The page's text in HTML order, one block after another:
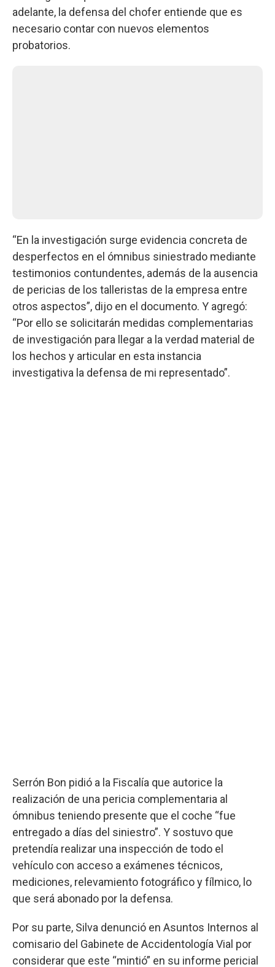
adelante, la defensa del chofer entiende que es
necesario contar con nuevos elementos
probatorios.
“En la investigación surge evidencia concreta de
desperfectos en el ómnibus siniestrado mediante
testimonios contundentes, además de la ausencia
de pericias de los talleristas de la empresa entre
otros aspectos”, dijo en el documento. Y agregó:
“Por ello se solicitarán medidas complementarias
de investigación para llegar a la verdad material de
los hechos y articular en esta instancia
investigativa la defensa de mi representado”.
Serrón Bon pidió a la Fiscalía que autorice la
realización de una pericia complementaria al
ómnibus teniendo presente que el coche “fue
entregado a días del siniestro”. Y sostuvo que
pretendía realizar una inspección de todo el
vehículo con acceso a exámenes técnicos,
mediciones, relevamiento fotográfico y fílmico, lo
que será abonado por la defensa.
Por su parte, Silva denunció en Asuntos Internos al
comisario del Gabinete de Accidentología Vial por
considerar que este “mintió” en su informe pericial